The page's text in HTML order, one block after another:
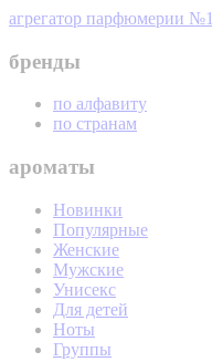
агрегатор парфюмерии №1
бренды
по алфавиту
по странам
ароматы
Новинки
Популярные
Женские
Мужские
Унисекс
Для детей
Ноты
Группы